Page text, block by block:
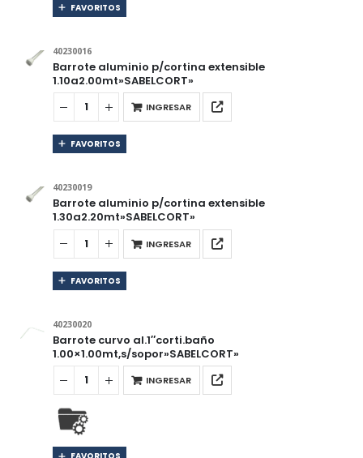
FAVORITOS
40230016
Barrote aluminio p/cortina extensible
1.10a2.00mt»SABELCORT»
INGRESAR
FAVORITOS
40230019
Barrote aluminio p/cortina extensible
1.30a2.20mt»SABELCORT»
INGRESAR
FAVORITOS
40230020
Barrote curvo al.1″corti.baño
1.00×1.00mt,s/sopor»SABELCORT»
INGRESAR